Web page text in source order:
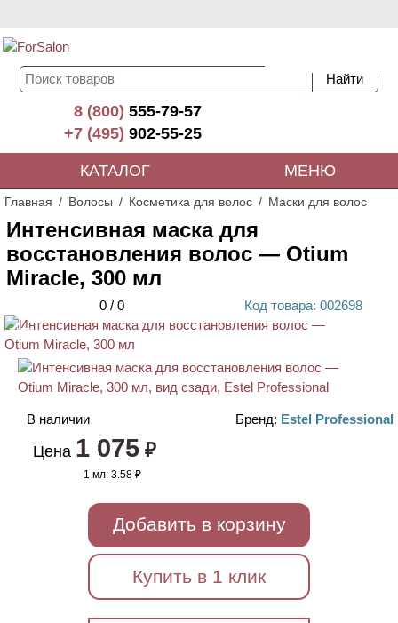
8 (800)555-79-57
+7 (495)902-55-25
КАТАЛОГ МЕНЮ
Главная Волосы Косметика для волос Маски для волос
Интенсивная маска для
восстановления волос — Otium
Miracle, 300 мл
0 / 0 Код товара: 002698
ХИТ
В наличии Бренд: Estel Professional
Цена 1 075₽
1 мл:3.58 ₽
Добавить в корзину
Купить в 1 клик